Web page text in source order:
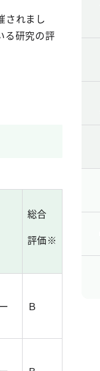
されまし
る研究の評
総合
評価※
Ｂ